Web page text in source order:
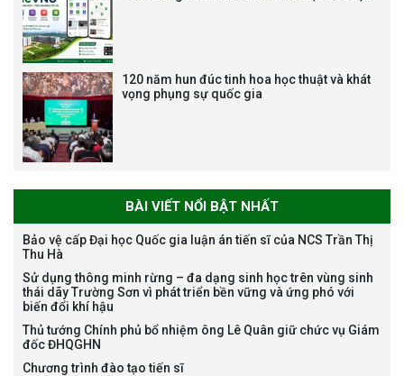
Bảo vệ luận án tiến sĩ của NCS
Nguyễn Thế Thông
120 năm hun đúc tinh hoa học thuật và khát
vọng phụng sự quốc gia
BÀI VIẾT NỔI BẬT NHẤT
Bảo vệ cấp Đại học Quốc gia luận án tiến sĩ của NCS Trần Thị
Thu Hà
Sử dụng thông minh rừng – đa dạng sinh học trên vùng sinh
thái dãy Trường Sơn vì phát triển bền vững và ứng phó với
biến đổi khí hậu
Thủ tướng Chính phủ bổ nhiệm ông Lê Quân giữ chức vụ Giám
đốc ĐHQGHN
Chương trình đào tạo tiến sĩ